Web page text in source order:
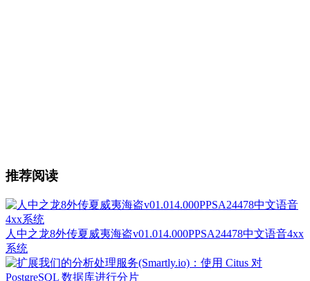
推荐阅读
人中之龙8外传夏威夷海盗v01.014.000PPSA24478中文语音4xx
系统